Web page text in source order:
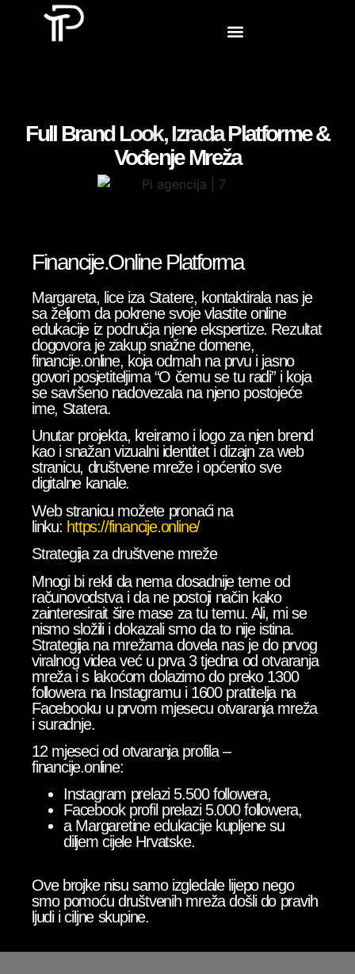
Full Brand Look, Izrada Platforme &
Vođenje Mreža
Financije.Online Platforma
Margareta, lice iza Statere, kontaktirala nas je
sa željom da pokrene svoje vlastite online
edukacije iz područja njene ekspertize. Rezultat
dogovora je zakup snažne domene,
financije.online, koja odmah na prvu i jasno
govori posjetiteljima “O čemu se tu radi” i koja
se savršeno nadovezala na njeno postojeće
ime, Statera.
Unutar projekta, kreiramo i logo za njen brend
kao i snažan vizualni identitet i dizajn za web
stranicu, društvene mreže i općenito sve
digitalne kanale.
Web stranicu možete pronaći na
linku: https://financije.online/
Strategija za društvene mreže
Mnogi bi rekli da nema dosadnije teme od
računovodstva i da ne postoji način kako
zainteresirait šire mase za tu temu. Ali, mi se
nismo složili i dokazali smo da to nije istina.
Strategija na mrežama dovela nas je do prvog
viralnog videa već u prva 3 tjedna od otvaranja
mreža i s lakoćom dolazimo do preko 1300
followera na Instagramu i 1600 pratitelja na
Facebooku u prvom mjesecu otvaranja mreža
i suradnje.
12 mjeseci od otvaranja profila –
financije.online:
Instagram prelazi 5.500 followera,
Facebook profil prelazi 5.000 followera,
a Margaretine edukacije kupljene su
diljem cijele Hrvatske.
Ove brojke nisu samo izgledale lijepo nego
smo pomoću društvenih mreža došli do pravih
ljudi i ciljne skupine.